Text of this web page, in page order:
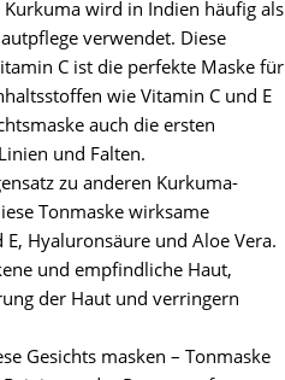
Kurkuma wird in Indien häufig als
verwendet. Diese
C ist die perfekte Maske für
wie Vitamin C und E
auch die ersten
und Falten.
zu anderen Kurkuma-
Tonmaske wirksame
Hyaluronsäure und Aloe Vera.
und empfindliche Haut,
der Haut und verringern
Gesichts masken – Tonmaske